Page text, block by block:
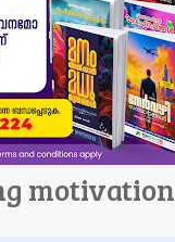
motivation